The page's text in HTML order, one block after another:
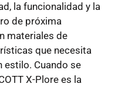
la funcionalidad y la
de próxima
materiales de
que necesita
estilo. Cuando se
X-Plore es la